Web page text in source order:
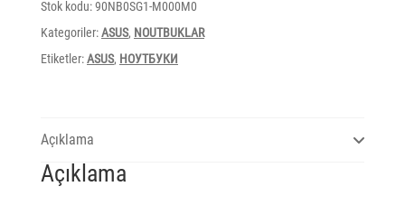
Stok kodu:90NB0SG1-M000M0
Kategoriler:ASUS, NOUTBUKLAR
Etiketler:ASUS, НОУТБУКИ
Açıklama
Açıklama